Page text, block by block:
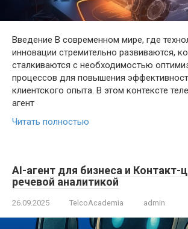
Введение В современном мире, где
инновации стремительно развиваются,
сталкиваются с необходимостью
процессов для повышения
клиентского опыта. В этом контексте
агент
Читать полностью
AI-агент для бизнеса и Контакт-
речевой аналитикой
26.09.2025 TelcoAcademia admin